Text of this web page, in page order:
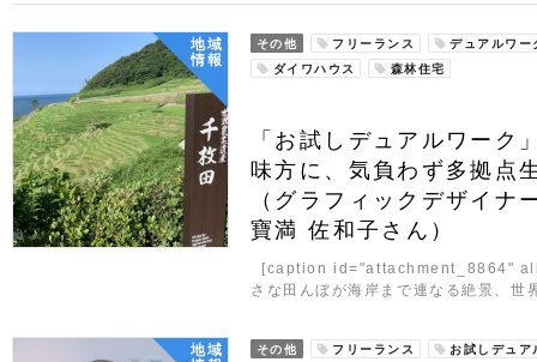
地域
情報
その他 フリーランス
デュアルワー
ダイワハウス
森林住宅
「お試しデュアルワーク
味方に、気負わず多拠点
（グラフィックデザイナ
寶満 佐和子さん）
[caption id="attachment_8864"
さな田んぼが海岸まで連なる絶景、
地域
その他 フリーランス
お試しデュア